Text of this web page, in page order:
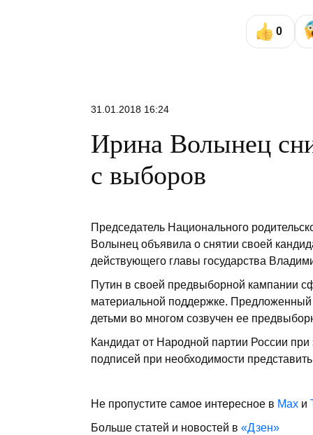
0
31.01.2018 16:24
Ирина Волынец
с выборов
Председатель Национального
Волынец объявила о снятии своей
действующего главы государства
Путин в своей предвыборной кампании
материальной поддержке.
детьми во многом созвучен ее
Кандидат от Народной партии России
подписей при необходимости
Не пропустите самое интересное в Max и
Больше статей и новостей в «Дзен»